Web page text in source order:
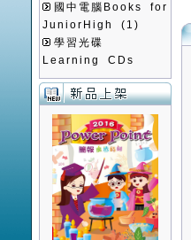
國中電腦Books for
JuniorHigh
(1)
學習光碟
Learning CDs